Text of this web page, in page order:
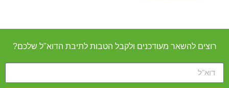
רוצים להשאר מעודכנים ולקבל הטבות לתיבת הדוא"ל שלכם?